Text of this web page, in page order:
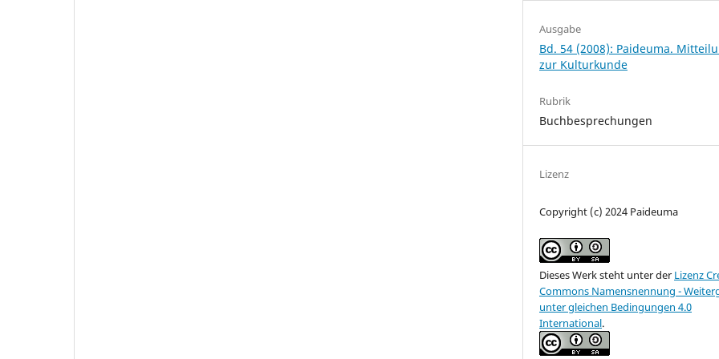
Ausgabe
Bd. 54 (2008): Paideuma.
zur Kulturkunde
Rubrik
Buchbesprechungen
Lizenz
Copyright (c) 2024 Paideuma
Dieses Werk steht unter der Lizenz
Commons Namensnennung -
unter gleichen Bedingungen 4.0
International.